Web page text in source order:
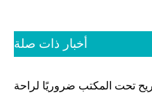
أخبار ذات صلة
المكتب ضروريًا لراحة